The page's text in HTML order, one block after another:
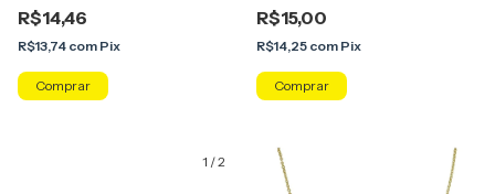
R$14,46
R$13,74 com Pix
Comprar
R$15,00
R$14,25 com Pix
Comprar
1 /2